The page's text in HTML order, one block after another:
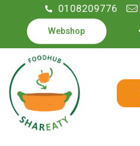
0108209776
Webshop